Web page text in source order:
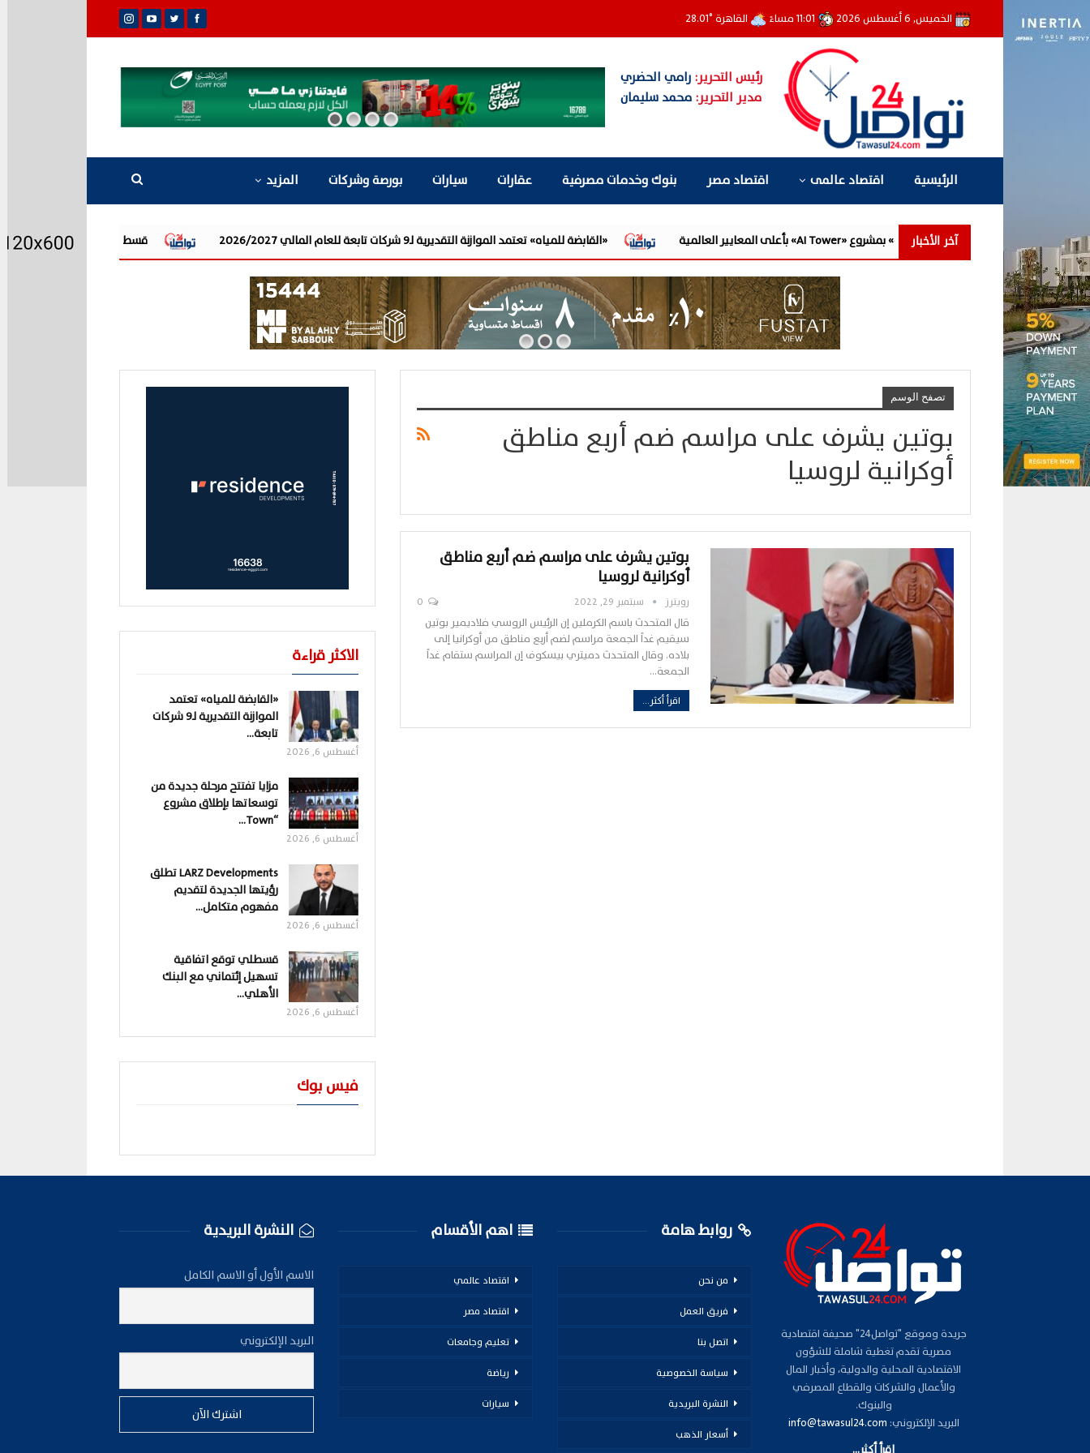
الخميس, 6 أغسطس 2026 القاهرة°
28.01
رئيس التحرير:رامي الحضري
مدير التحرير: محمد سليمان
الرئيسية اقتصاد عالمى اقتصاد مصر بنوك وخدمات مصرفية عقارات سيارات بورصة وشركات المزيد
آخر الأخبار «القابضة للمياه» تعتمد الموازنة التقديرية لـ9 شركات تابعة للعام المالي 2026/2027 قسطلي توقع اتفاقية تسهيل إئتماني مع
تصفح الوسم
بوتين يشرف على مراسم ضم أربع مناطق
أوكرانية لروسيا
بوتين يشرف على مراسم ضم أربع مناطق
أوكرانية لروسيا
رويترز سبتمبر 29, 2022
قال المتحدث باسم الكرملين إن الرئيس الروسي فلاديمير بوتين
سيقيم غداً الجمعة مراسم لضم أربع مناطق من أوكرانيا إلى
بلاده. وقال المتحدث دميتري بيسكوف إن المراسم ستقام غداً
الجمعة…
اقرأ أكثر...
الاكثر قراءة
«القابضة للمياه» تعتمد
الموازنة التقديرية لـ9 شركات
تابعة…
أغسطس 6, 2026
مزايا تفتتح مرحلة جديدة من
توسعاتها بإطلاق مشروع
“Town…
أغسطس 6, 2026
LARZ Developments تطلق
رؤيتها الجديدة لتقديم
مفهوم متكامل…
أغسطس 6, 2026
قسطلي توقع اتفاقية
تسهيل إئتماني مع البنك
الأهلي…
أغسطس 6, 2026
فيس بوك
جريدة وموقع "تواصل24" صحيفة اقتصادية
مصرية تقدم تغطية شاملة للشؤون
الاقتصادية المحلية والدولية، وأخبار المال
والأعمال والشركات والقطاع المصرفي
والبنوك.
البريد الإلكتروني: info@tawasul24.com
روابط هامة
من نحن
فريق العمل
اتصل بنا
سياسة الخصوصية
النشرة البريدية
أسعار الذهب
اهم الأقسام
اقتصاد عالمي
اقتصاد مصر
تعليم وجامعات
رياضة
سيارات
النشرة البريدية
الاسم الأول أو الاسم الكامل
البريد الإلكتروني